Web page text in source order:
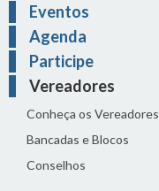
Eventos
Agenda
Participe
Vereadores
Conheça os Vereadores
Bancadas e Blocos
Conselhos